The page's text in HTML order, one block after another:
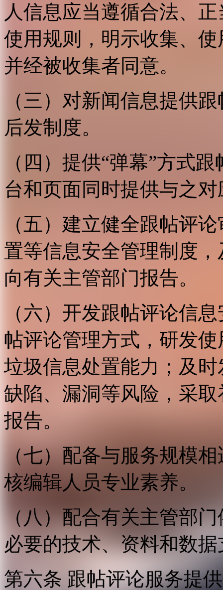
人信息应当遵循合法、
使用规则，明示收集、
并经被收集者同意。
（三）对新闻信息提供
后发制度。
（四）提供“弹幕”方式
台和页面同时提供与之
（五）建立健全跟帖评
置等信息安全管理制度
向有关主管部门报告。
（六）开发跟帖评论信
帖评论管理方式，研发
垃圾信息处置能力；及
缺陷、漏洞等风险，采
报告。
（七）配备与服务规模
核编辑人员专业素养。
（八）配合有关主管部
必要的技术、资料和数
第六条 跟帖评论服务提